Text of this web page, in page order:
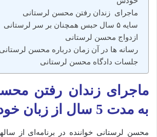
ماجرای زندان رفتن محسن لرستانی
سایه ۵ سال حبس همچنان بر سر لرستانی
ازدواج محسن لرستانی
رسانه‌ ها در آن زمان درباره محسن
جلسات دادگاه محسن لرستانی
ماجرای زندان رفتن
به مدت 5 سال از زبان خودش
محسن لرستانی خواننده در برنامه‌ای از